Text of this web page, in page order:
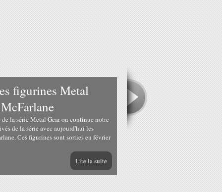
figurines Metal
la série Metal Gear on continue notre
de la série avec aujourd'hui les
Ces figurines sont sorties en février
Lire la suite